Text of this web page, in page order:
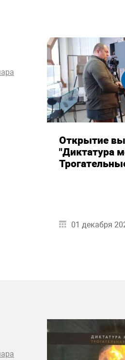
Открытие
"Диктатура
01 декабря